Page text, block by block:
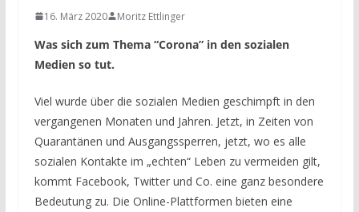
16. März 2020 Moritz Ettlinger
Was sich zum Thema “Corona” in den sozialen
Medien so tut.
Viel wurde über die sozialen Medien geschimpft in den
vergangenen Monaten und Jahren. Jetzt, in Zeiten von
Quarantänen und Ausgangssperren, jetzt, wo es alle
sozialen Kontakte im „echten“ Leben zu vermeiden gilt,
kommt Facebook, Twitter und Co. eine ganz besondere
Bedeutung zu. Die Online-Plattformen bieten eine